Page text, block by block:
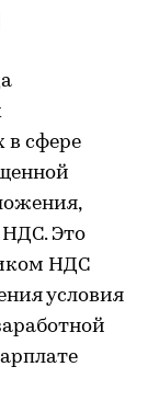
в сфере
НДС. Это
НДС
условия